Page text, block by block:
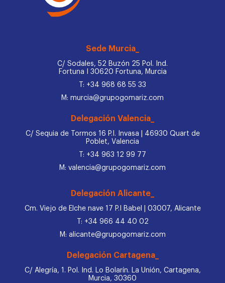
Sede Murcia_
C/ Sodales, 52 Buzón 25 Pol. Ind.
Fortuna I 30620 Fortuna, Murcia
T: +34 968 68 55 33
M: murcia@grupogomariz.com
Delegación Valencia_
C/ Sequia de Tormos 16 P.I. Invasa | 46930 Quart de
Poblet, Valencia
T: +34 963 12 99 77
M: valencia@grupogomariz.com
Delegación Alicante_
Cm. Viejo de Elche nave 17 P.I Babel | 03007, Alicante
T: +34 966 44 40 02
M: alicante@grupogomariz.com
Delegación Cartagena_
C/ Alegría, 1. Pol. Ind. Lo Bolarín. La Unión, Cartagena,
Murcia, 30360